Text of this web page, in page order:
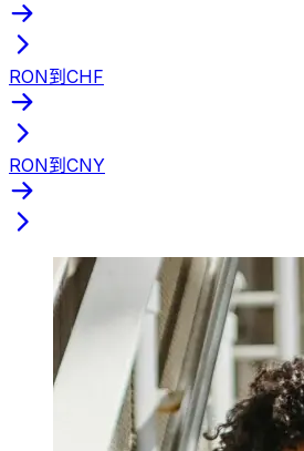
RON到CHF
RON到CNY